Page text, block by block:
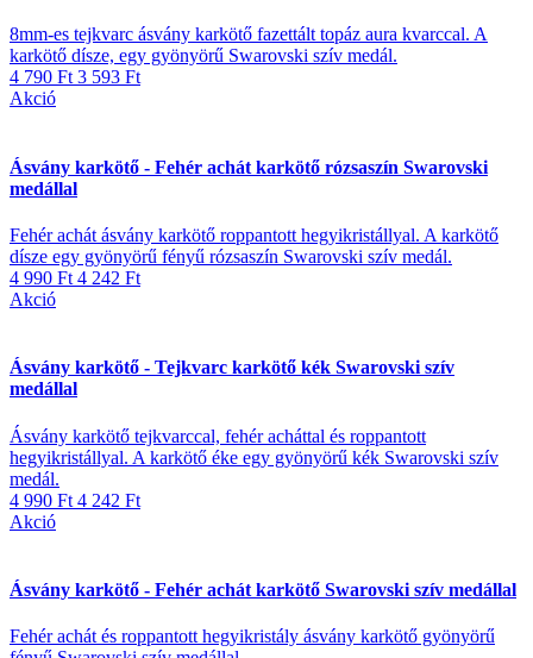
8mm-es tejkvarc ásvány karkötő fazettált topáz aura kvarccal. A
karkötő dísze, egy gyönyörű Swarovski szív medál.
4 790 Ft 3 593 Ft
Akció
Ásvány karkötő - Fehér achát karkötő rózsaszín Swarovski
medállal
Fehér achát ásvány karkötő roppantott hegyikristállyal. A karkötő
dísze egy gyönyörű fényű rózsaszín Swarovski szív medál.
4 990 Ft 4 242 Ft
Akció
Ásvány karkötő - Tejkvarc karkötő kék Swarovski szív
medállal
Ásvány karkötő tejkvarccal, fehér acháttal és roppantott
hegyikristállyal. A karkötő éke egy gyönyörű kék Swarovski szív
medál.
4 990 Ft 4 242 Ft
Akció
Ásvány karkötő - Fehér achát karkötő Swarovski szív medállal
Fehér achát és roppantott hegyikristály ásvány karkötő gyönyörű